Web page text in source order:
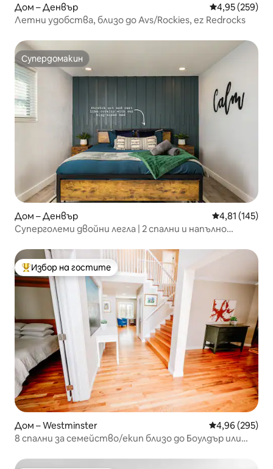
Дом – Денвър Средна
4,95 (259)
Летни удобства, близо до Avs/Rockies, ez Redrocks
Супердомакин
Супердомакин
Дом – Денвър Средна
4,81 (145)
Суперголеми двойни легла | 2 спални и напълно
Най-популярен избор на гостите
Избор на гостите
Дом – Westminster Средна
4,96 (295)
8 спални за семейство/екип близо до Боулдър или